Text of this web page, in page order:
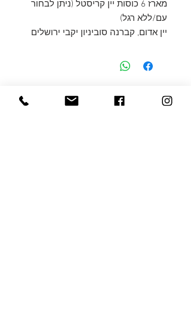
מארז 6 כוסות יין קריסטל (ניתן לבחור
עם/ללא רגל)
יין אדום, קברנה סוביניון יקבי ירושלים